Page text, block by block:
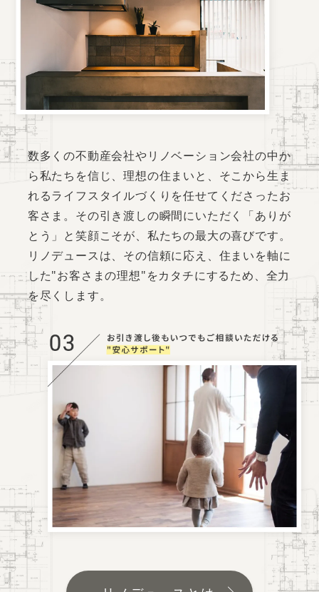
数多くの不動産会社やリノベーション会社の中か
ら私たちを信じ、理想の住まいと、そこから生ま
れるライフスタイルづくりを任せてくださったお
客さま。その引き渡しの瞬間にいただく「ありが
とう」と笑顔こそが、私たちの最大の喜びです。
リノデュースは、その信頼に応え、住まいを軸に
した"お客さまの理想"をカタチにするため、全力
を尽くします。